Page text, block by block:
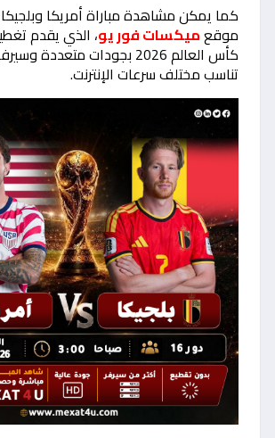
كما يمكن مشاهدة مباراة أمريكا
موقعميكسات فور يو، الذي يقدم
كأس العالم 2026 بجودات متعددة
تناسب مختلف سرعات الإنترنت.